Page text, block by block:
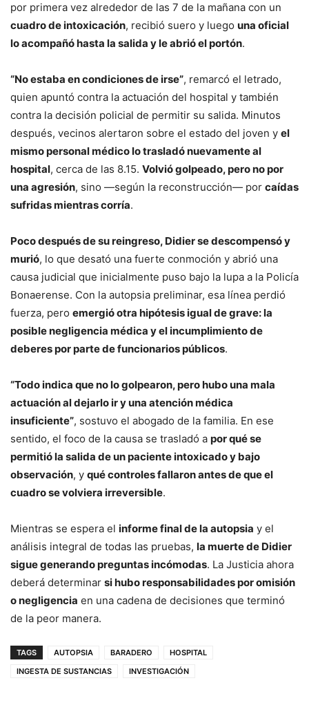
por primera vez alrededor de las 7 de la mañana con un
cuadro de intoxicación, recibió suero y luego una oficial
lo acompañó hasta la salida y le abrió el portón.
“No estaba en condiciones de irse”, remarcó el letrado,
quien apuntó contra la actuación del hospital y también
contra la decisión policial de permitir su salida. Minutos
después, vecinos alertaron sobre el estado del joven y el
mismo personal médico lo trasladó nuevamente al
hospital, cerca de las 8.15. Volvió golpeado, pero no por
una agresión, sino —según la reconstrucción— por caídas
sufridas mientras corría.
Poco después de su reingreso, Didier se descompensó y
murió, lo que desató una fuerte conmoción y abrió una
causa judicial que inicialmente puso bajo la lupa a la Policía
Bonaerense. Con la autopsia preliminar, esa línea perdió
fuerza, pero emergió otra hipótesis igual de grave: la
posible negligencia médica y el incumplimiento de
deberes por parte de funcionarios públicos.
“Todo indica que no lo golpearon, pero hubo una mala
actuación al dejarlo ir y una atención médica
insuficiente”, sostuvo el abogado de la familia. En ese
sentido, el foco de la causa se trasladó a por qué se
permitió la salida de un paciente intoxicado y bajo
observación, y qué controles fallaron antes de que el
cuadro se volviera irreversible.
Mientras se espera el informe final de la autopsia y el
análisis integral de todas las pruebas, la muerte de Didier
sigue generando preguntas incómodas. La Justicia ahora
deberá determinar si hubo responsabilidades por omisión
o negligencia en una cadena de decisiones que terminó
de la peor manera.
TAGS AUTOPSIA BARADERO
HOSPITAL
INGESTA DE SUSTANCIAS
INVESTIGACIÓN